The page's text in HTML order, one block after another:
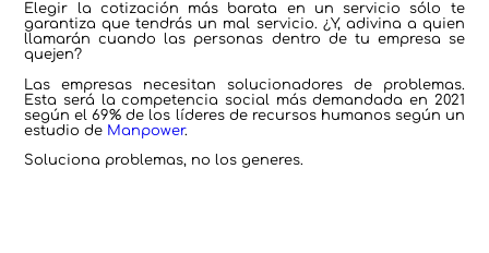
Elegir la cotización más barata en un servicio sólo te
garantiza que tendrás un mal servicio. ¿Y, adivina a quien
llamarán cuando las personas dentro de tu empresa se
quejen?
Las empresas necesitan solucionadores de problemas.
Esta será la competencia social más demandada en 2021
según el 69% de los líderes de recursos humanos según un
estudio de Manpower.
Soluciona problemas, no los generes.